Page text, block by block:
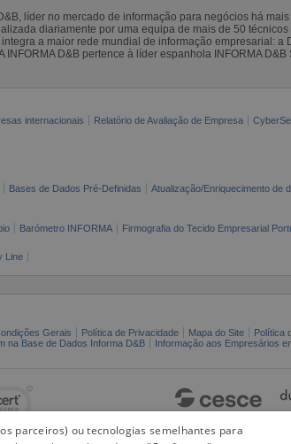
líder no mercado de informação para negócios há
diariamente por uma equipa de mais de 50
a maior rede mundial de informação empresarial: a
D&B pertence à líder espanhola INFORMA D&B
internacionais Relatório de Avaliação de Empresa
Bases de Dados Pré-Definidas Atualização/Enriquecimento de
Barómetro INFORMA Firmografia do Tecido Empresarial
Line
Gerais Política de Privacidade Mapa do Site Política
na Base de Dados Informa D&B
Informação aos Empresários
parceiros) ou tecnologias semelhantes para